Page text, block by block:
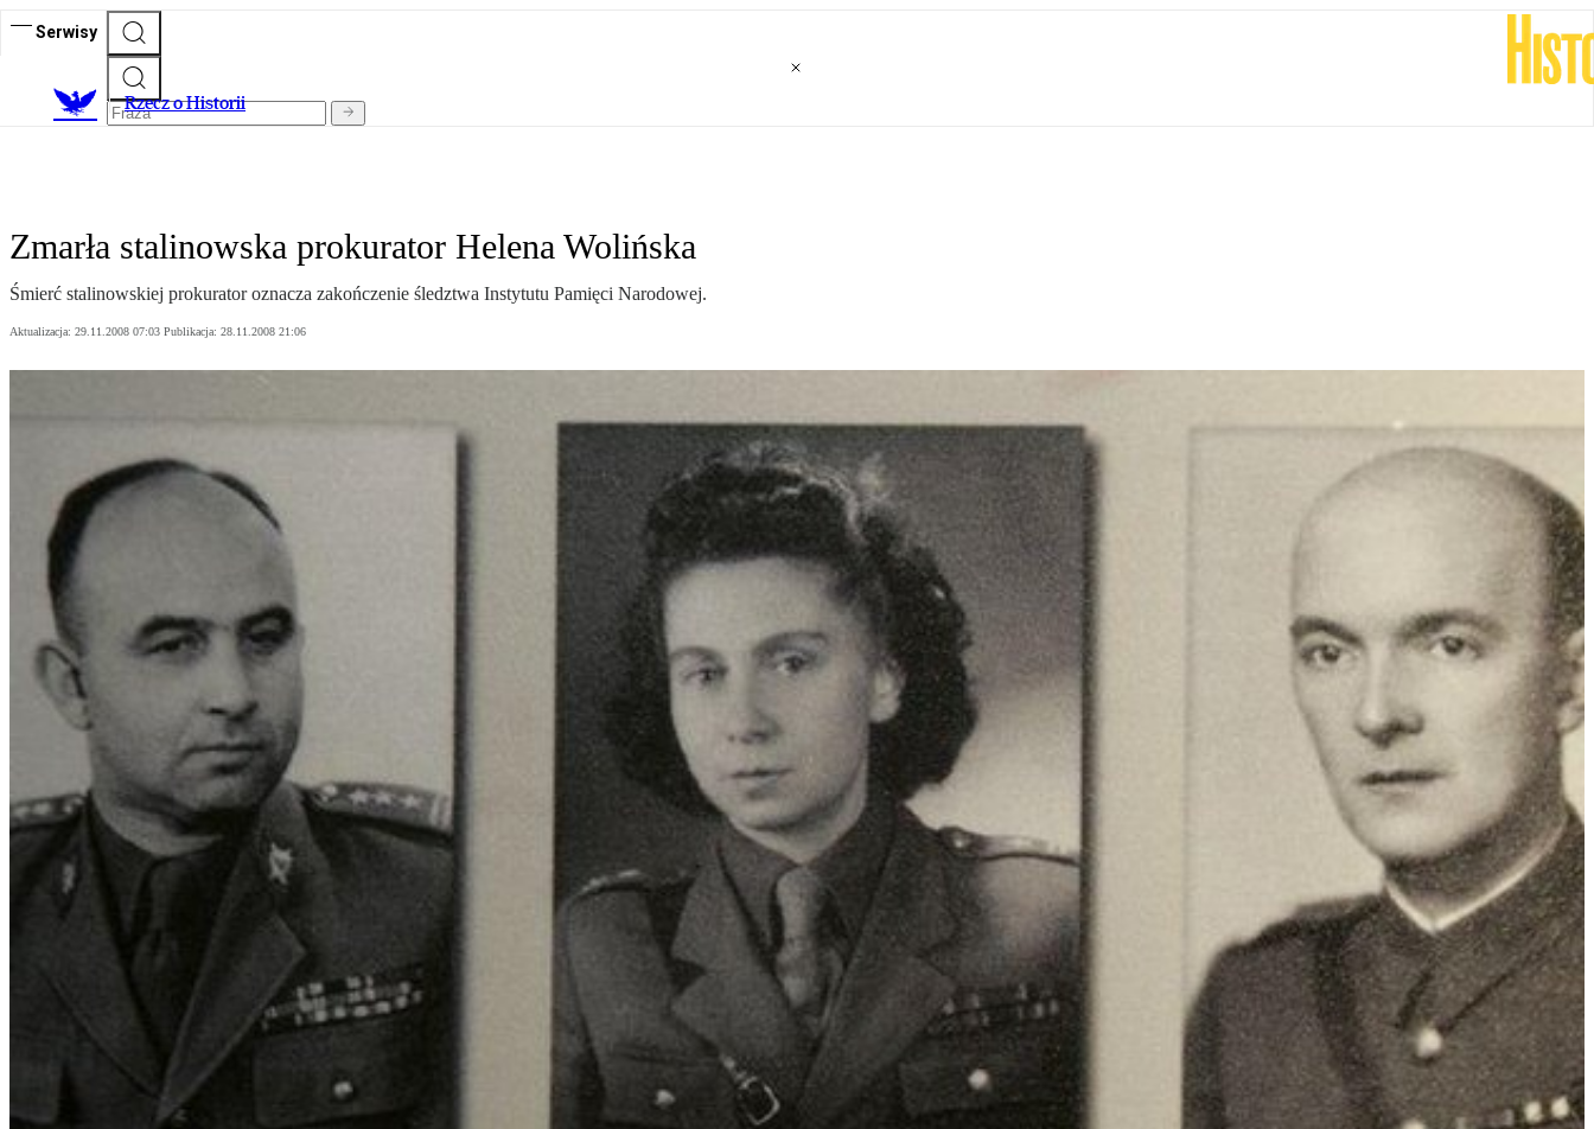
Serwisy
Rzecz o Historii
Zmarła stalinowska prokurator Helena Wolińska
Śmierć stalinowskiej prokurator oznacza zakończenie śledztwa Instytutu Pamięci Narodowej.
Aktualizacja: 29.11.2008 07:03 Publikacja: 28.11.2008 21:06